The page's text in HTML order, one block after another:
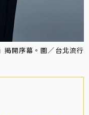
揭開序幕。圖／台北流行